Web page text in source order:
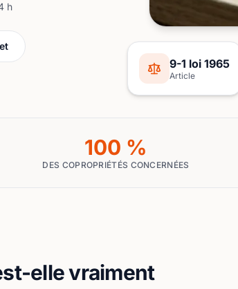
h
9-1 loi 1965
Article
DES COPROPRIÉTÉS CONCERNÉES
100 %
elle vraiment